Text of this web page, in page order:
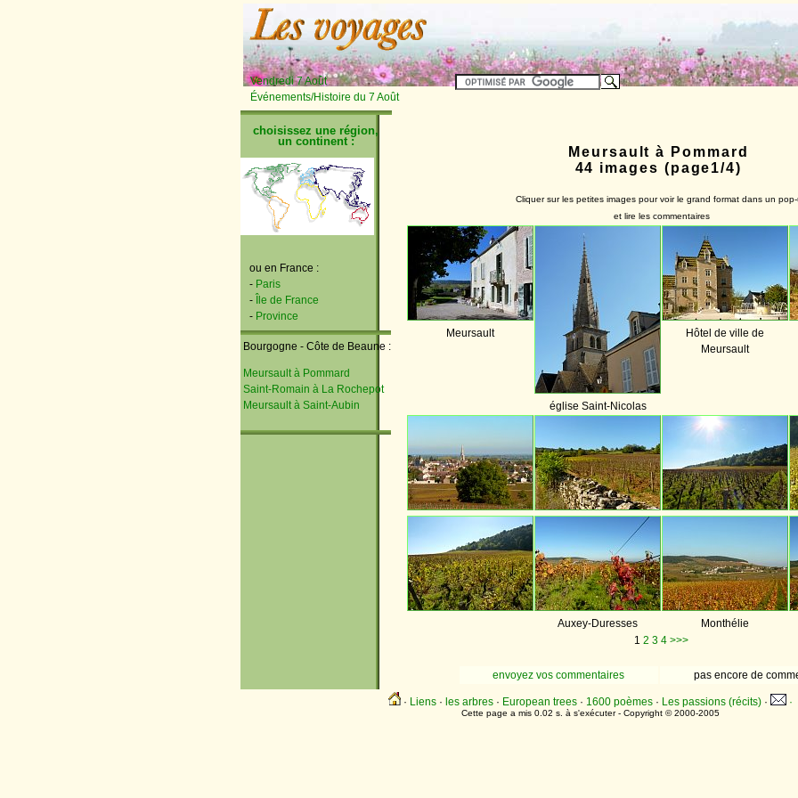
Vendredi 7 Août
Événements/Histoire du 7 Août
choisissez une région,
un continent :
ou en France :
- Paris
-
Île de France
- Province
Bourgogne - Côte de Beaune :
Meursault à Pommard
Saint-Romain à La Rochepot
Meursault à Saint-Aubin
Meursault à Pommard
44 images (page1/4)
Cliquer sur les petites images pour voir le grand format dans un
et lire les commentaires
Meursault
église Saint-Nicolas
Hôtel de ville de
Meursault
Auxey-Duresses
Monthélie
1 2 3 4 >>>
envoyez vos commentaires pas encore de
· Liens· les arbres· European trees· 1600 poèmes· Les passions (récits)· ·
Cette page a mis 0.02 s. à s'exécuter - Copyright © 2000-2005